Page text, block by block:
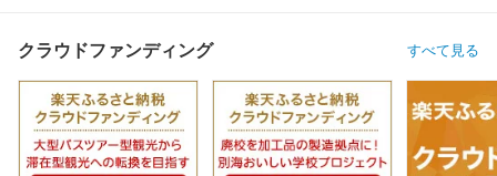
クラウドファンディング すべて見る